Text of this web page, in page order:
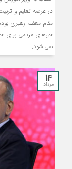
در عرصه تعلیم و
مقام معظم رهبری
حل‌های مردمی برای
نمی شود.
14
مرداد